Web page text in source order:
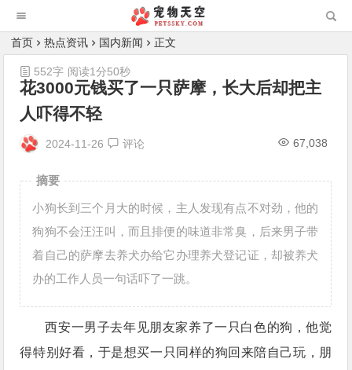
首页 热点资讯 国内新闻 正文
花3000元钱买了一只萨摩，长大后却把主
人吓得不轻
2024-11-26 评论 67,038
552字 阅读1分50秒
摘要
小狗长到三个月大的时候，主人发现有点不对劲，他的
狗狗不会汪汪叫，而且排便的味道非常臭，后来男子带
着自己的萨摩去养犬办给它办理养犬登记证，却被养犬
办的工作人员一句话吓了一跳。
西安一男子去年见朋友家养了一只白色的狗，他觉
得特别好看，于是想买一只同样的狗回来陪自己玩，朋